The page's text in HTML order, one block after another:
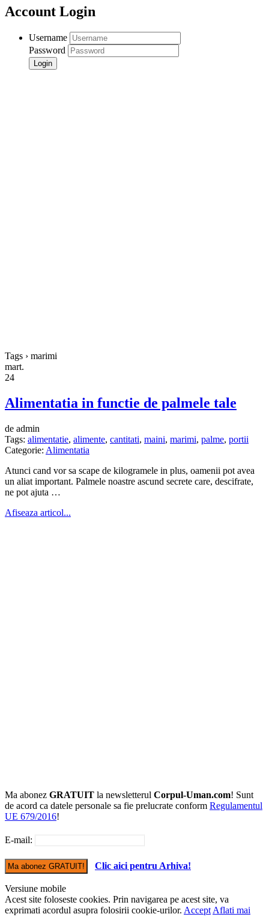
Account Login
Username
Password
Tags › marimi
mart.
24
Alimentatia in functie de palmele tale
de admin
Tags: alimentatie, alimente, cantitati, maini, marimi, palme, portii
Categorie: Alimentatia
Atunci cand vor sa scape de kilogramele in plus, oamenii pot avea
un aliat important. Palmele noastre ascund secrete care, descifrate,
ne pot ajuta …
Afiseaza articol...
Ma abonez GRATUIT la newsletterul Corpul-Uman.com! Sunt
de acord ca datele personale sa fie prelucrate conform Regulamentul
UE 679/2016!
E-mail:
Clic aici pentru Arhiva!
Versiune mobile
Acest site foloseste cookies. Prin navigarea pe acest site, va
exprimati acordul asupra folosirii cookie-urilor. Accept Aflati mai